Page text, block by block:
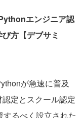
エンジニア認
方【デブサミ
が急速に普及
定とスクール認定
るべく設立された